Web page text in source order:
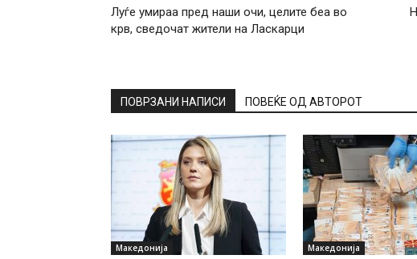
Луѓе умираа пред наши очи, целите беа во
крв, сведочат жители на Ласкарци
ПОВРЗАНИ НАПИСИ ПОВЕЌЕ ОД АВТОРОТ
Македонија Македонија